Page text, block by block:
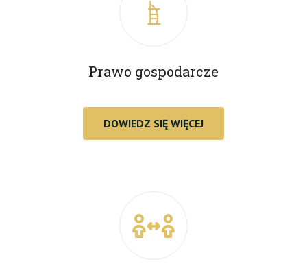
Prawo gospodarcze
DOWIEDZ SIĘ WIĘCEJ